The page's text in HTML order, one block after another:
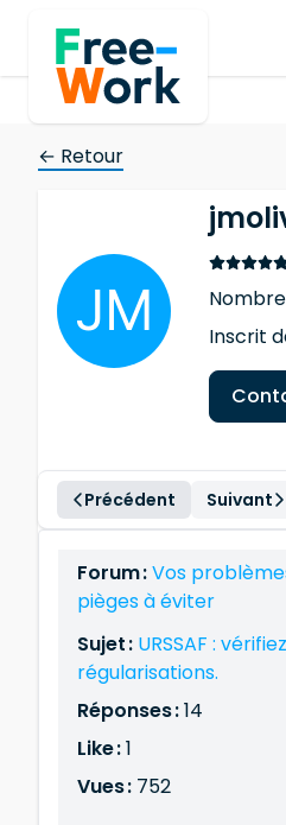
← Retour
Inscrit
Précédent Suivant
Forum :Vos
pièges à éviter
Sujet : URSSAF :
régularisations.
Réponses :14
Like :1
Vues : 752